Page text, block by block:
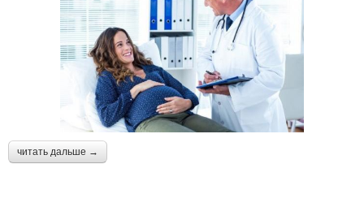
читать дальше →